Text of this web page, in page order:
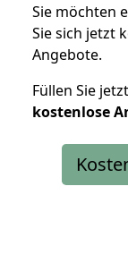
Sie möchten
Sie sich jetzt
Angebote.
Füllen Sie
kostenlose